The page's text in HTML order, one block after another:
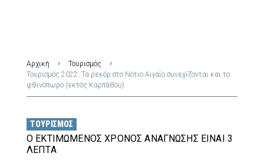
Αρχική
Τουρισμός
Τουρισμός 2022: Τα ρεκόρ στο Νότιο Αιγαίο συνεχίζονται και το
φθινόπωρο (εκτός Καρπάθου)
ΤΟΥΡΙΣΜΌΣ
Ο ΕΚΤΙΜΏΜΕΝΟΣ ΧΡΌΝΟΣ ΑΝΆΓΝΩΣΗΣ ΕΊΝΑΙ 3
ΛΕΠΤΆ